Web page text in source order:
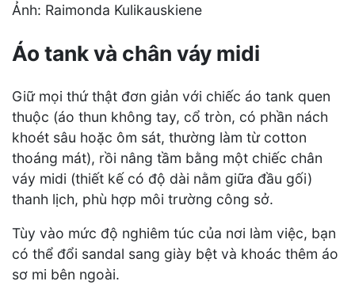
Ảnh: Raimonda Kulikauskiene
Áo tank và chân váy midi
Giữ mọi thứ thật đơn giản với chiếc áo tank quen
thuộc (áo thun không tay, cổ tròn, có phần nách
khoét sâu hoặc ôm sát, thường làm từ cotton
thoáng mát), rồi nâng tầm bằng một chiếc chân
váy midi (thiết kế có độ dài nằm giữa đầu gối)
thanh lịch, phù hợp môi trường công sở.
Tùy vào mức độ nghiêm túc của nơi làm việc, bạn
có thể đổi sandal sang giày bệt và khoác thêm áo
sơ mi bên ngoài.